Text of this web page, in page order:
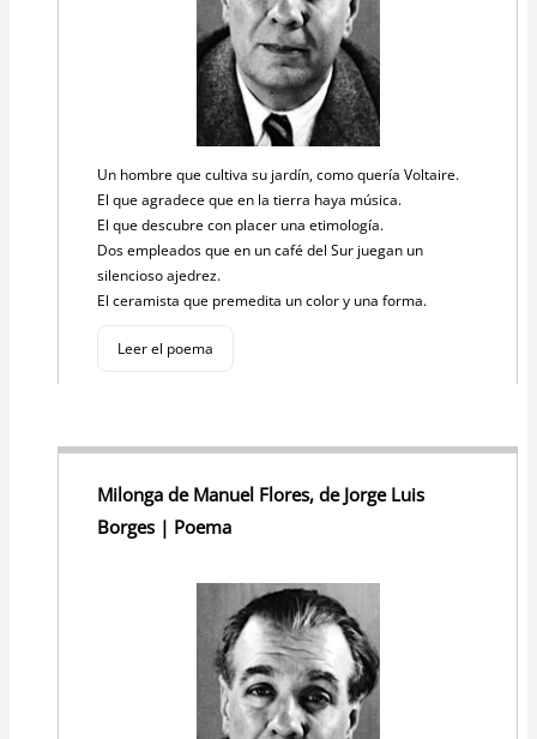
Un hombre que cultiva su jardín, como quería Voltaire.
El que agradece que en la tierra haya música.
El que descubre con placer una etimología.
Dos empleados que en un café del Sur juegan un
silencioso ajedrez.
El ceramista que premedita un color y una forma.
Leer el poema
Milonga de Manuel Flores, de Jorge Luis
Borges | Poema